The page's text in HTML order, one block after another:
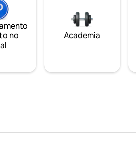
no
Academia